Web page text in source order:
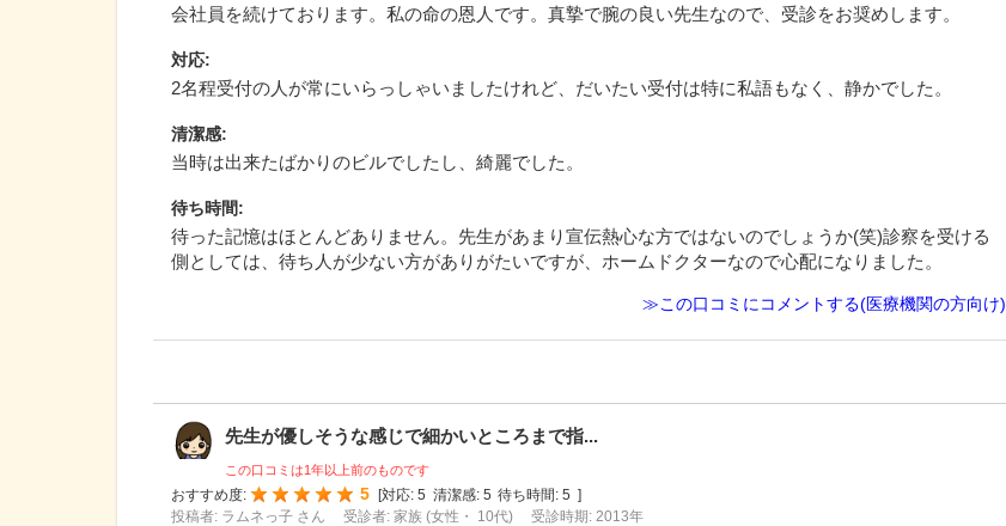
会社員を続けております。私の命の恩人です。真摯で腕の良い先生なので、受診をお奨めします。
対応:
2名程受付の人が常にいらっしゃいましたけれど、だいたい受付は特に私語もなく、静かでした。
清潔感:
当時は出来たばかりのビルでしたし、綺麗でした。
待ち時間:
待った記憶はほとんどありません。先生があまり宣伝熱心な方ではないのでしょうか(笑)診察を受ける
側としては、待ち人が少ない方がありがたいですが、ホームドクターなので心配になりました。
≫この口コミにコメントする(医療機関の方向け)
先生が優しそうな感じで細かいところまで指...
この口コミは1年以上前のものです
おすすめ度:
5 対応: 5 清潔感: 5 待ち時間: 5
投稿者: ラムネっ子 さん
受診者: 家族 (女性・ 10代) 受診時期: 2013年